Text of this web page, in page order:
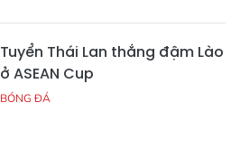
Tuyển Thái Lan thắng đậm Lào
ở ASEAN Cup
BÓNG ĐÁ